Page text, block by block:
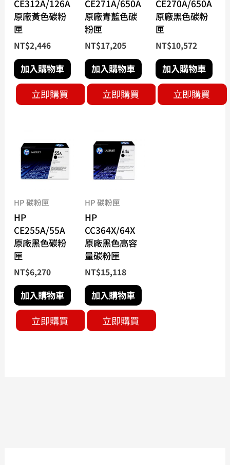
CE312A/126A
原廠黃色碳粉
匣
NT$2,446
加入購物車
立即購買
CE271A/650A
原廠青藍色碳
粉匣
NT$17,205
加入購物車
立即購買
CE270A/650A
原廠黑色碳粉
匣
NT$10,572
加入購物車
立即購買
HP 碳粉匣
HP
CE255A/55A
原廠黑色碳粉
匣
NT$6,270
加入購物車
立即購買
HP 碳粉匣
HP
CC364X/64X
原廠黑色高容
量碳粉匣
NT$15,118
加入購物車
立即購買